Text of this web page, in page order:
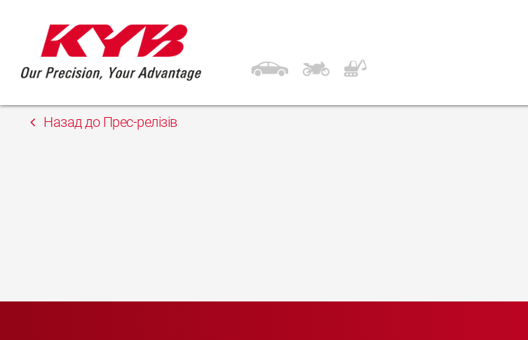
Автоцентр Сарни Specialist Garage
Назад до Прес-релізів